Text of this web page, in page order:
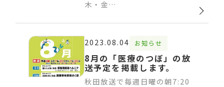
木・金…
2023.08.04 お知らせ
8月の「医療のつぼ」の放
送予定を掲載します。
秋田放送で毎週日曜の朝7:20